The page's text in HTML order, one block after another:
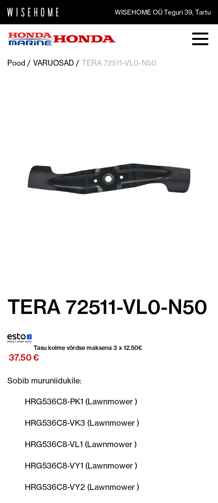
WISEHOME OÜ Teguri 39, Tartu
Pood VARUOSAD TERA 72511-VL0-N50
TERA 72511-VL0-N50
Tasu kolme võrdse maksena 3 x 12.50€
37.50€
Sobib muruniidukile:
HRG536C8-PK1 (Lawnmower )
HRG536C8-VK3 (Lawnmower )
HRG536C8-VL1 (Lawnmower )
HRG536C8-VY1 (Lawnmower )
HRG536C8-VY2 (Lawnmower )